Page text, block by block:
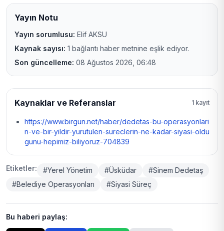
Yayın Notu
Yayın sorumlusu: Elif AKSU
Kaynak sayısı: 1 bağlantı haber metnine eşlik ediyor.
Son güncelleme: 08 Ağustos 2026, 06:48
Kaynaklar ve Referanslar 1 kayıt
https://www.birgun.net/haber/dedetas-bu-operasyonlari
n-ve-bir-yildir-yurutulen-sureclerin-ne-kadar-siyasi-oldu
gunu-hepimiz-biliyoruz-704839
Etiketler: #Yerel Yönetim #Üsküdar
#Sinem Dedetaş
#Belediye Operasyonları
#Siyasi Süreç
Bu haberi paylaş: